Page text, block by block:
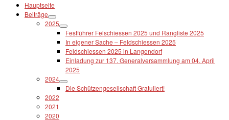
Hauptseite
Beiträge
2025
Festführer Felschiessen 2025 und Rangliste 2025
In eigener Sache – Feldschiessen 2025
Feldschiessen 2025 in Langendorf
Einladung zur 137. Generalversammlung am 04. April
2025
2024
Die Schützengesellschaft Gratuliert!
2022
2021
2020